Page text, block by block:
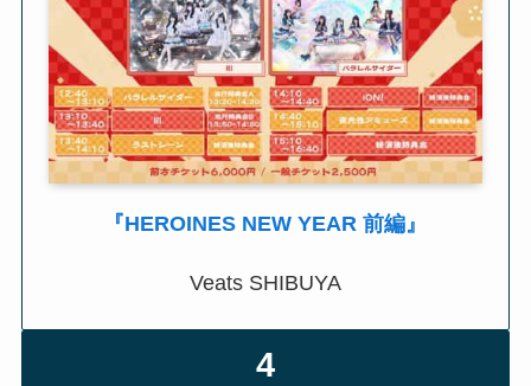
『HEROINES NEW YEAR 前編』
Veats SHIBUYA
4